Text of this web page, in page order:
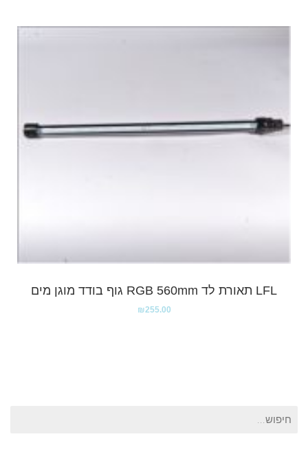
LFL תאורת לד RGB 560mm גוף בודד מוגן מים
₪255.00
חיפוש